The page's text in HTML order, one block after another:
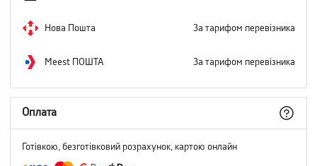
Нова Пошта За тарифом перевізника
Meest ПОШТА За тарифом перевізника
Оплата
Готівкою, безготівковий розрахунок, картою онлайн